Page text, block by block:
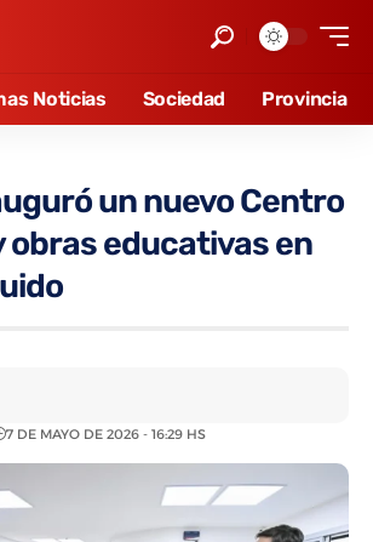
Noticias Sociedad Provincia
un nuevo Centro
obras educativas en
7 DE MAYO DE 2026 - 16:29 HS